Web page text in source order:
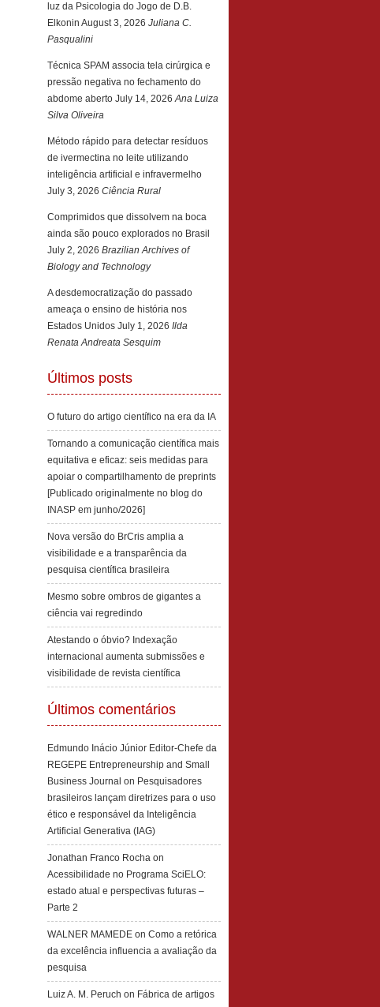
luz da Psicologia do Jogo de D.B.
Elkonin August 3, 2026 Juliana C.
Pasqualini
Técnica SPAM associa tela cirúrgica e
pressão negativa no fechamento do
abdome aberto July 14, 2026 Ana Luiza
Silva Oliveira
Método rápido para detectar resíduos
de ivermectina no leite utilizando
inteligência artificial e infravermelho
July 3, 2026 Ciência Rural
Comprimidos que dissolvem na boca
ainda são pouco explorados no Brasil
July 2, 2026 Brazilian Archives of
Biology and Technology
A desdemocratização do passado
ameaça o ensino de história nos
Estados Unidos July 1, 2026 Ilda
Renata Andreata Sesquim
Últimos posts
O futuro do artigo científico na era da IA
Tornando a comunicação científica mais
equitativa e eficaz: seis medidas para
apoiar o compartilhamento de preprints
[Publicado originalmente no blog do
INASP em junho/2026]
Nova versão do BrCris amplia a
visibilidade e a transparência da
pesquisa científica brasileira
Mesmo sobre ombros de gigantes a
ciência vai regredindo
Atestando o óbvio? Indexação
internacional aumenta submissões e
visibilidade de revista científica
Últimos comentários
Edmundo Inácio Júnior Editor-Chefe da
REGEPE Entrepreneurship and Small
Business Journal on Pesquisadores
brasileiros lançam diretrizes para o uso
ético e responsável da Inteligência
Artificial Generativa (IAG)
Jonathan Franco Rocha on
Acessibilidade no Programa SciELO:
estado atual e perspectivas futuras –
Parte 2
WALNER MAMEDE on Como a retórica
da excelência influencia a avaliação da
pesquisa
Luiz A. M. Peruch on Fábrica de artigos